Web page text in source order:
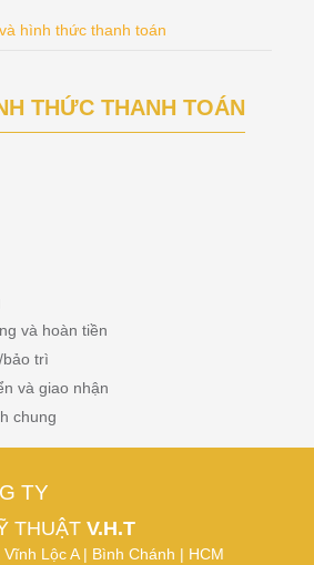
hình thức thanh toán
THỨC THANH TOÁN
và hoàn tiền
trì
và giao nhận
chung
TY
THUẬT V.H.T
Lộc A | Bình Chánh | HCM